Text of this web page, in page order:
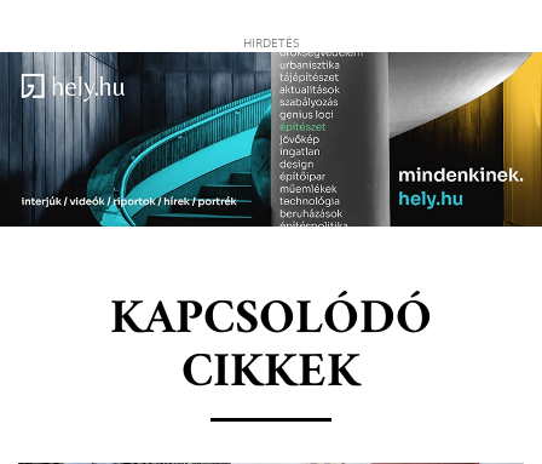
HIRDETÉS
KAPCSOLÓDÓ
CIKKEK